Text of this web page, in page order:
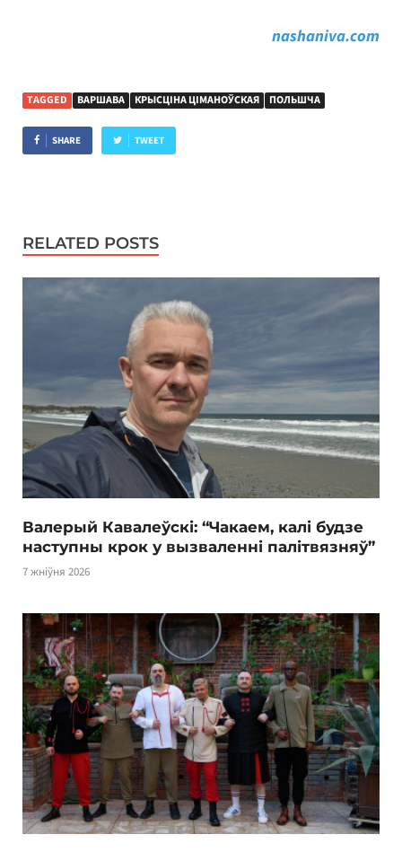
nashaniva.com
TAGGED ВАРШАВА КРЫСЦІНА ЦІМАНОЎСКАЯ ПОЛЬШЧА
SHARE TWEET
RELATED POSTS
Валерый Кавалеўскі: “Чакаем, калі будзе
наступны крок у вызваленні палітвязняў”
7 жніўня 2026